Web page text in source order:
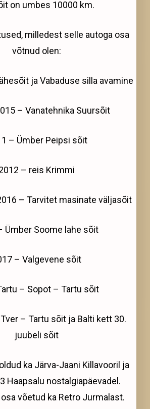
on umbes 10000 km.
milledest selle autoga osa
võtnud olen:
ja Vabaduse silla avamine
– Vanatehnika Suursõit
– Ümber Peipsi sõit
– reis Krimmi
– Tarvitet masinate väljasõit
Ümber Soome lahe sõit
– Valgevene sõit
– Sopot – Tartu sõit
– Tartu sõit ja Balti kett 30.
juubeli sõit
ka Järva-Jaani Killavooril ja
Haapsalu nostalgiapäevadel.
võetud ka Retro Jurmalast.